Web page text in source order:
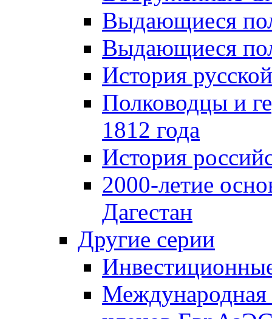
Выдающиеся
Выдающиеся
История
Полководцы и
1812 года
История
2000-летие
Дагестан
Другие серии
Международная